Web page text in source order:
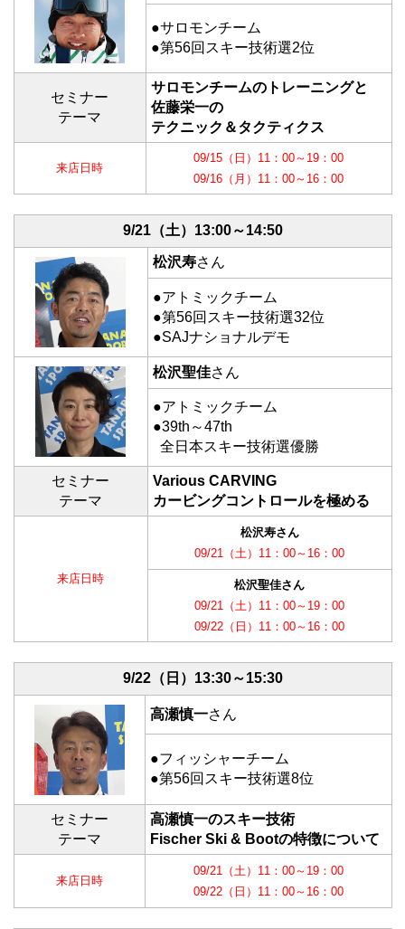
●サロモンチーム
●第56回スキー技術選2位
セミナー
テーマ
サロモンチームのトレーニングと
佐藤栄一の
テクニック＆タクティクス
来店日時
09/15（日）11：00～19：00
09/16（月）11：00～16：00
9/21（土） 13:00～14:50
松沢寿さん
●アトミックチーム
●第56回スキー技術選32位
●SAJナショナルデモ
松沢聖佳さん
●アトミックチーム
●39th～47th
全日本スキー技術選優勝
セミナー
テーマ
Various CARVING
カービングコントロールを極める
来店日時
松沢寿さん
09/21（土）11：00～16：00
松沢聖佳さん
09/21（土）11：00～19：00
09/22（日）11：00～16：00
9/22（日） 13:30～15:30
高瀬慎一さん
●フィッシャーチーム
●第56回スキー技術選8位
セミナー
テーマ
高瀬慎一のスキー技術
Fischer Ski & Bootの特徴について
来店日時
09/21（土）11：00～19：00
09/22（日）11：00～16：00